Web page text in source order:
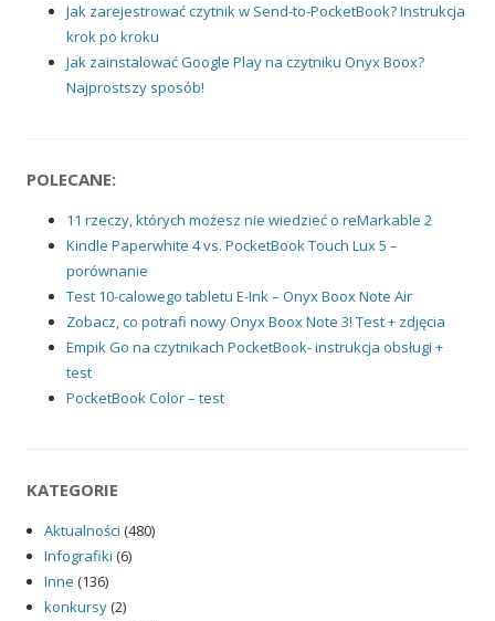
Jak zarejestrować czytnik w Send-to-PocketBook? Instrukcja
krok po kroku
Jak zainstalować Google Play na czytniku Onyx Boox?
Najprostszy sposób!
POLECANE:
11 rzeczy, których możesz nie wiedzieć o reMarkable 2
Kindle Paperwhite 4 vs. PocketBook Touch Lux 5 –
porównanie
Test 10-calowego tabletu E-Ink – Onyx Boox Note Air
Zobacz, co potrafi nowy Onyx Boox Note 3! Test + zdjęcia
Empik Go na czytnikach PocketBook- instrukcja obsługi +
test
PocketBook Color – test
KATEGORIE
Aktualności (480)
Infografiki (6)
Inne (136)
konkursy(2)